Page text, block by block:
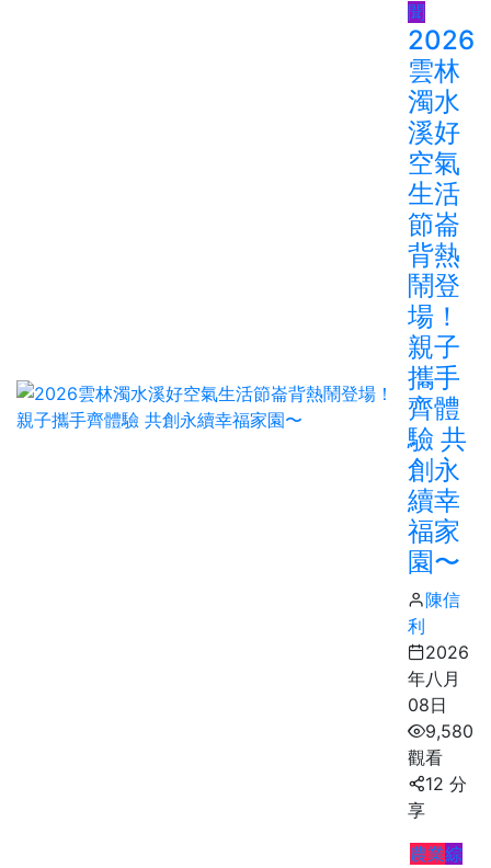
聞
2026
雲林
濁水
溪好
空氣
生活
節崙
背熱
鬧登
場！
親子
攜手
齊體
驗 共
創永
續幸
福家
園〜
陳信
利
2026
年八月
08日
9,580
觀看
12 分
享
農業綜